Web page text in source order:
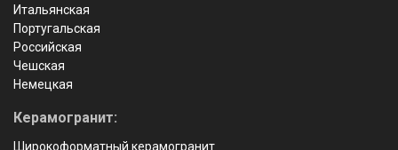
Итальянская
Португальская
Российская
Чешская
Немецкая
Керамогранит:
Широкоформатный керамогранит